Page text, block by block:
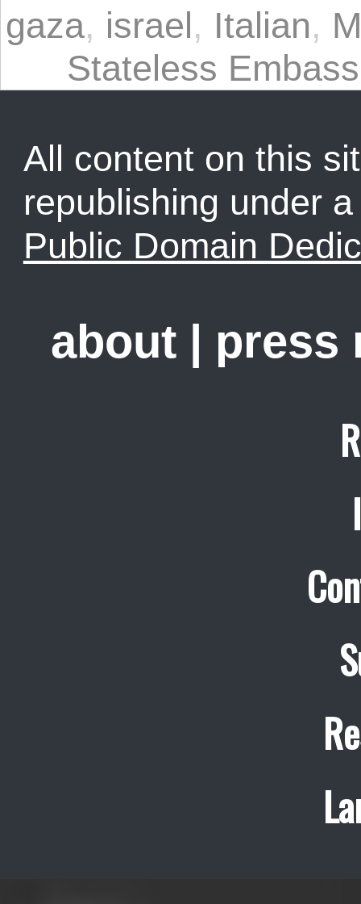
gaza, israel, Italian,
Stateless
All content on this
republishing under
Public Domain
about press